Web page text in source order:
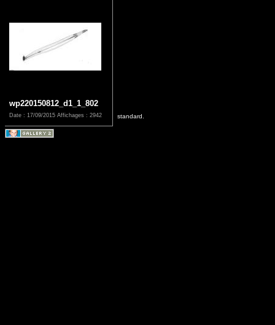
wp220150812_d1_1_802
Date : 17/09/2015 Affichages : 2942 standard.